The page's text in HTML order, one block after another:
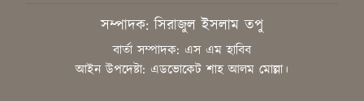
সাংবাদিককে হয়রানির অভিযোগ,
নিরপেক্ষ তদন্ত চাইলেন কাপাসিয়ার
গণমাধ্যমকর্মীরা
সম্পাদক: সিরাজুল ইসলাম তপু
বার্তা সম্পাদক: এস এম হাবিব
আইন উপদেষ্টা: এডভোকেট শাহ আলম মোল্লা।